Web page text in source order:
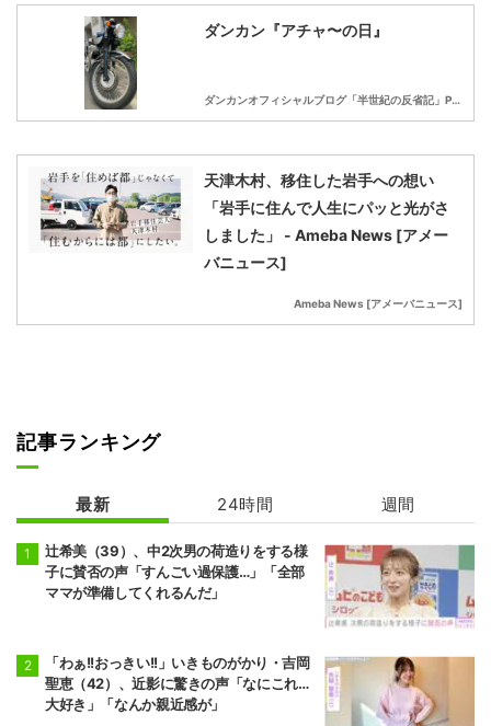
ダンカン『アチャ〜の日』
ダンカンオフィシャルブログ「半世紀の反省記」Powered by Ameba
天津木村、移住した岩手への想い
「岩手に住んで人生にパッと光がさ
しました」 - Ameba News [アメー
バニュース]
Ameba News [アメーバニュース]
記事ランキング
最新 24時間 週間
辻希美（39）、中2次男の荷造りをする様
子に賛否の声「すんごい過保護…」「全部
ママが準備してくれるんだ」
「わぁ!!おっきい!!」いきものがかり・吉岡
聖恵（42）、近影に驚きの声「なにこれ…
大好き」「なんか親近感が」